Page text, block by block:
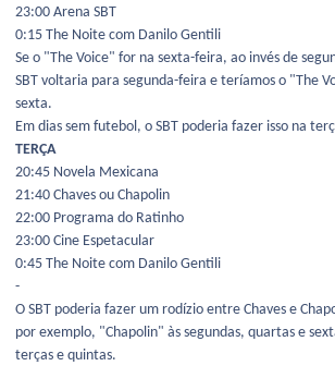
23:00 Arena SBT
0:15 The Noite com Danilo Gentili
Se o "The Voice" for na sexta-feira, ao invés de
SBT voltaria para segunda-feira e teríamos o "The
sexta.
Em dias sem futebol, o SBT poderia fazer isso na
TERÇA
20:45 Novela Mexicana
21:40 Chaves ou Chapolin
22:00 Programa do Ratinho
23:00 Cine Espetacular
0:45 The Noite com Danilo Gentili
-
O SBT poderia fazer um rodízio entre Chaves e
por exemplo, "Chapolin" às segundas, quartas e
terças e quintas.